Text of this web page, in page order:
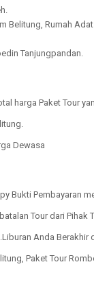
Belitung, Rumah
Tanjungpandan.
harga Paket Tour
Dewasa
Bukti Pembayaran
Tour dari Pihak
Anda
Paket Tour